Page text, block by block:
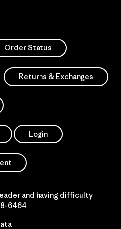
Order Status
Returns & Exchanges
Login
and having difficulty
6464